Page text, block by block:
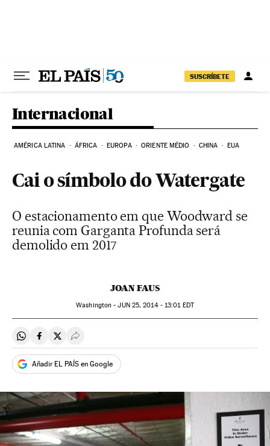
SUSCRÍBETE
Internacional
AMÉRICA LATINA ÁFRICA EUROPA ORIENTE MÉDIO CHINA EUA
Cai o símbolo do Watergate
O estacionamento em que Woodward se
reunia com Garganta Profunda será
demolido em 2017
JOAN FAUS
Washington -JUN25, 2014 - 13:01EDT
Compartir en Whatsapp
Compartir en Facebook
Compartir en Twitter
Desplegar Redes Sociales
Añadir EL PAÍS en Google